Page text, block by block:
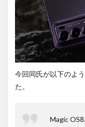
ち時
手数
料不
要の
オン
ンシ
す
め！
今回同氏が以下のよ
た。
Magic